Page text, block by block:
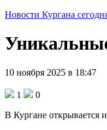
Новости Кургана
10 ноября 2025 в 18:47
1
0
В Кургане открывается